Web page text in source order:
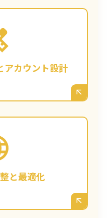
アカウント設計
用など）とご予算に
リスティング広告、
など、鹿児島のタ
を選定。無駄のない
構成を設計します。
と最適化
本番です。どのキー
か、どの広告文がク
のどの時間帯に反応
ィングをリアルタイ
果を最大化します。